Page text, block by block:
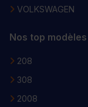
VOLKSWAGEN
Nos top modèles
208
308
2008